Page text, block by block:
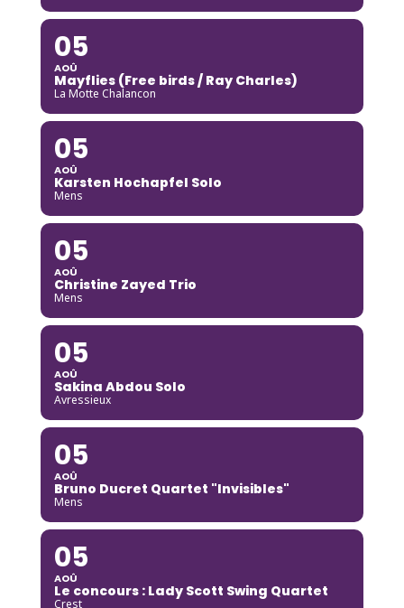
05
AOÛ
Mayflies (Free birds / Ray Charles)
La Motte Chalancon
05
AOÛ
Karsten Hochapfel Solo
Mens
05
AOÛ
Christine Zayed Trio
Mens
05
AOÛ
Sakina Abdou Solo
Avressieux
05
AOÛ
Bruno Ducret Quartet "Invisibles"
Mens
05
AOÛ
Le concours : Lady Scott Swing Quartet
Crest